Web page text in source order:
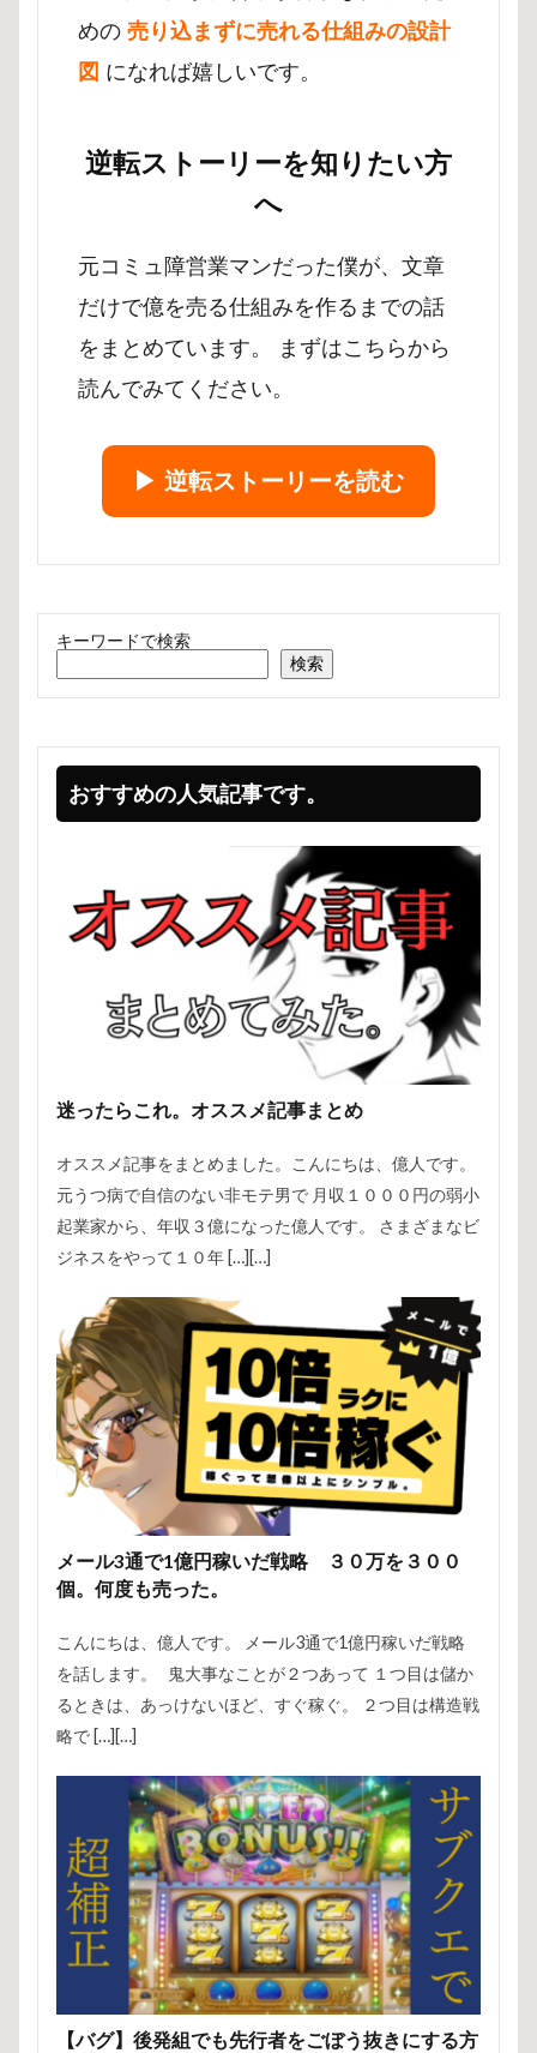
めの 売り込まずに売れる仕組みの設計
図 になれば嬉しいです。
逆転ストーリーを知りたい方
へ
元コミュ障営業マンだった僕が、文章
だけで億を売る仕組みを作るまでの話
をまとめています。 まずはこちらから
読んでみてください。
▶︎ 逆転ストーリーを読む
キーワードで検索
検索
おすすめの人気記事です。
迷ったらこれ。オススメ記事まとめ
オススメ記事をまとめました。こんにちは、億人です。
元うつ病で自信のない非モテ男で 月収１０００円の弱小
起業家から、年収３億になった億人です。 さまざまなビ
ジネスをやって１０年 […][…]
メール3通で1億円稼いだ戦略 ３０万を３００
個。何度も売った。
こんにちは、億人です。 メール3通で1億円稼いだ戦略
を話します。 鬼大事なことが２つあって １つ目は儲か
るときは、あっけないほど、すぐ稼ぐ。 ２つ目は構造戦
略で […][…]
【バグ】後発組でも先行者をごぼう抜きにする方